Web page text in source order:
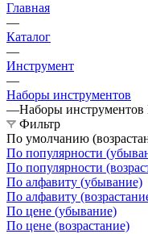
Главная
—
Каталог
—
Инструмент
—
Наборы инструментов
—Наборы инструментов
Фильтр
По умолчанию
По популярности
По популярности
По алфавиту (убывание)
По алфавиту
По цене (убывание)
По цене (возрастание)